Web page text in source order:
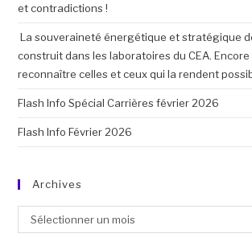
et contradictions !
La souveraineté énergétique et stratégique
construit dans les laboratoires du CEA.
reconnaître celles et ceux qui la rendent
Flash Info Spécial Carrières février 2026
Flash Info Février 2026
Archives
Sélectionner un mois